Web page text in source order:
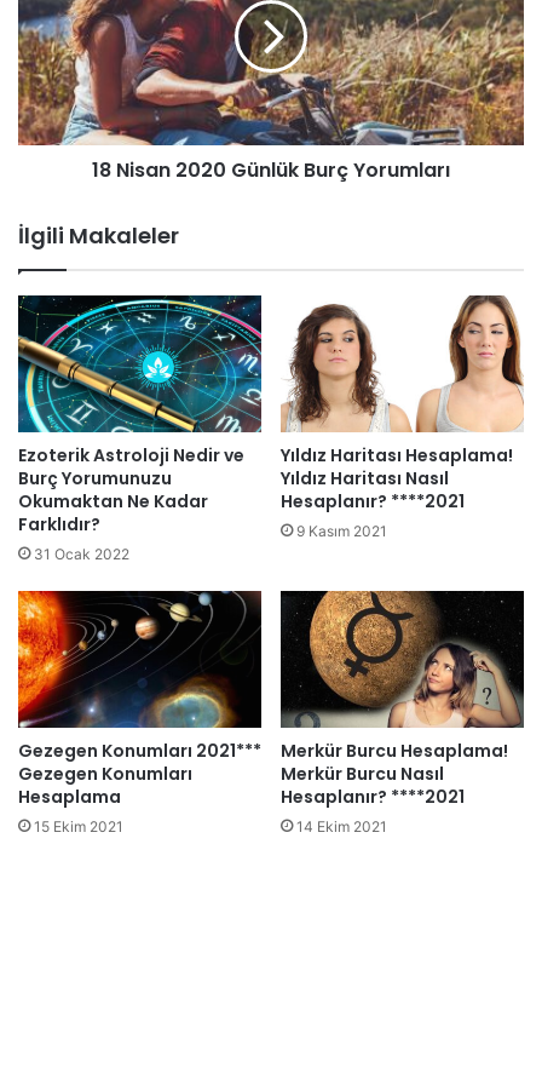
i
z
18 Nisan 2020 Günlük Burç Yorumları
İlgili Makaleler
Ezoterik Astroloji Nedir ve
Burç Yorumunuzu
Okumaktan Ne Kadar
Farklıdır?
31 Ocak 2022
Yıldız Haritası Hesaplama!
Yıldız Haritası Nasıl
Hesaplanır? ****2021
9 Kasım 2021
Gezegen Konumları 2021***
Gezegen Konumları
Hesaplama
15 Ekim 2021
Merkür Burcu Hesaplama!
Merkür Burcu Nasıl
Hesaplanır? ****2021
14 Ekim 2021